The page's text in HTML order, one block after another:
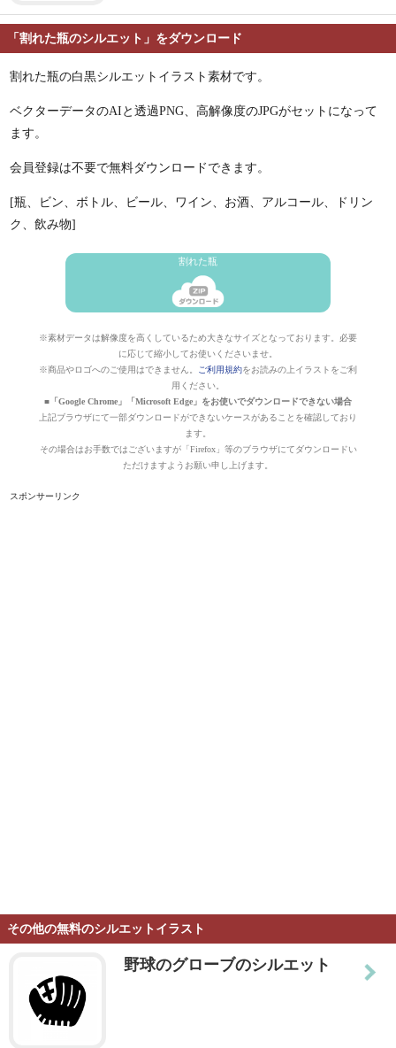
「割れた瓶のシルエット」をダウンロード
割れた瓶の白黒シルエットイラスト素材です。
ベクターデータのAIと透過PNG、高解像度のJPGがセットになって
ます。
会員登録は不要で無料ダウンロードできます。
[瓶、ビン、ボトル、ビール、ワイン、お酒、アルコール、ドリン
ク、飲み物]
割れた瓶
※素材データは解像度を高くしているため大きなサイズとなっております。必要
に応じて縮小してお使いくださいませ。
※商品やロゴへのご使用はできません。
ご利用規約をお読みの上イラストをご利
用ください。
■「Google Chrome」「Microsoft Edge」をお使いでダウンロードできない場合
上記ブラウザにて一部ダウンロードができないケースがあることを確認しており
ます。
その場合はお手数ではございますが「Firefox」等のブラウザにてダウンロードい
ただけますようお願い申し上げます。
スポンサーリンク
その他の無料のシルエットイラスト
野球のグローブのシルエット